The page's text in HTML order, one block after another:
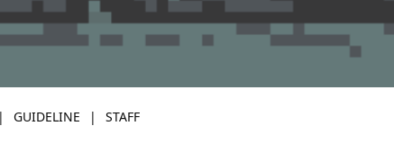
GUIDELINE STAFF